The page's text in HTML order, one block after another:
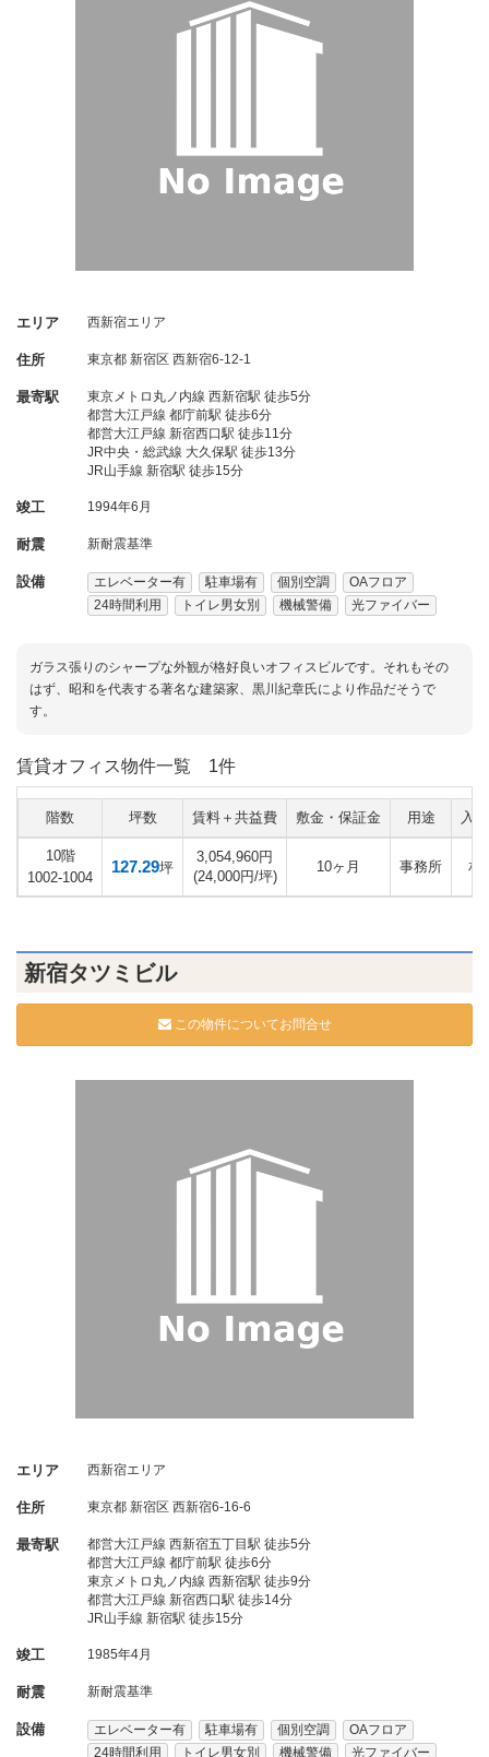
エリア 西新宿エリア
住所 東京都 新宿区 西新宿6-12-1
最寄駅
東京メトロ丸ノ内線 西新宿駅 徒歩5分
都営大江戸線 都庁前駅 徒歩6分
都営大江戸線 新宿西口駅 徒歩11分
JR中央・総武線 大久保駅 徒歩13分
JR山手線 新宿駅 徒歩15分
竣工 1994年6月
耐震 新耐震基準
設備 エレベーター有 駐車場有 個別空調
OAフロア
24時間利用
トイレ男女別 機械警備 光ファイバー
ガラス張りのシャープな外観が格好良いオフィスビルです。それもその
はず、昭和を代表する著名な建築家、黒川紀章氏により作品だそうで
す。
賃貸オフィス物件一覧 1件
階数 坪数 賃料＋共益費 敷金・保証金 用途 入
10階
1002-1004
127.29坪
3,054,960円
(24,000円/坪)
10ヶ月 事務所 相
新宿タツミビル
この物件についてお問合せ
エリア 西新宿エリア
住所 東京都 新宿区 西新宿6-16-6
最寄駅
都営大江戸線 西新宿五丁目駅 徒歩5分
都営大江戸線 都庁前駅 徒歩6分
東京メトロ丸ノ内線 西新宿駅 徒歩9分
都営大江戸線 新宿西口駅 徒歩14分
JR山手線 新宿駅 徒歩15分
竣工 1985年4月
耐震 新耐震基準
設備 エレベーター有 駐車場有 個別空調
OAフロア
24時間利用
トイレ男女別 機械警備 光ファイバー